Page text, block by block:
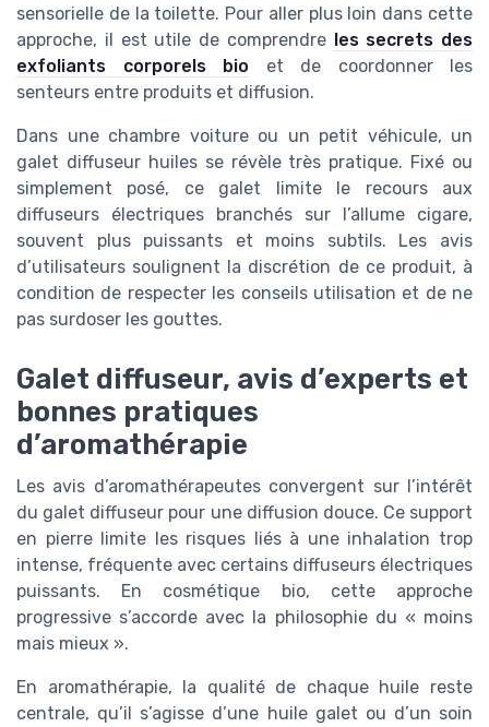
sensorielle de la toilette. Pour aller plus loin dans cette
approche, il est utile de comprendre
les secrets des
exfoliants corporels bio et de coordonner les
senteurs entre produits et diffusion.
Dans une chambre voiture ou un petit véhicule, un
galet diffuseur huiles se révèle très pratique. Fixé ou
simplement posé, ce galet limite le recours aux
diffuseurs électriques branchés sur l’allume cigare,
souvent plus puissants et moins subtils. Les avis
d’utilisateurs soulignent la discrétion de ce produit, à
condition de respecter les conseils utilisation et de ne
pas surdoser les gouttes.
Galet diffuseur, avis d’experts et
bonnes pratiques
d’aromathérapie
Les avis d’aromathérapeutes convergent sur l’intérêt
du galet diffuseur pour une diffusion douce. Ce support
en pierre limite les risques liés à une inhalation trop
intense, fréquente avec certains diffuseurs électriques
puissants. En cosmétique bio, cette approche
progressive s’accorde avec la philosophie du « moins
mais mieux ».
En aromathérapie, la qualité de chaque huile reste
centrale, qu’il s’agisse d’une huile galet ou d’un soin